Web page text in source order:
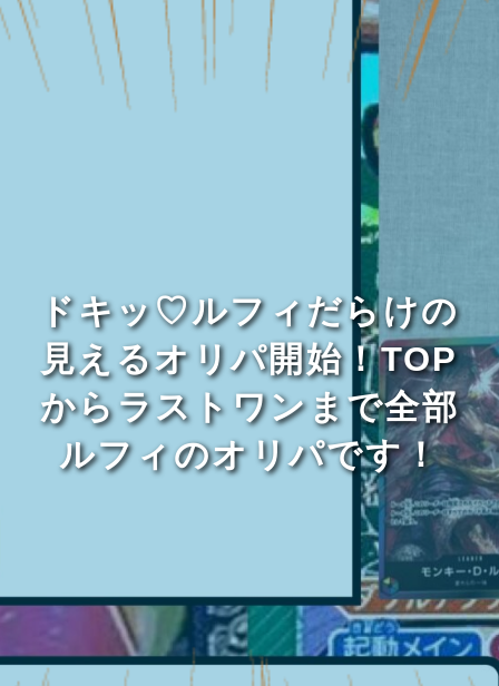
ドキッ♡ルフィだらけの
見えるオリパ開始！TOP
からラストワンまで全部
ルフィのオリパです！